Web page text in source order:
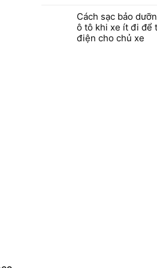
Cách sạc bảo
ô tô khi xe ít đi để
điện cho chủ xe